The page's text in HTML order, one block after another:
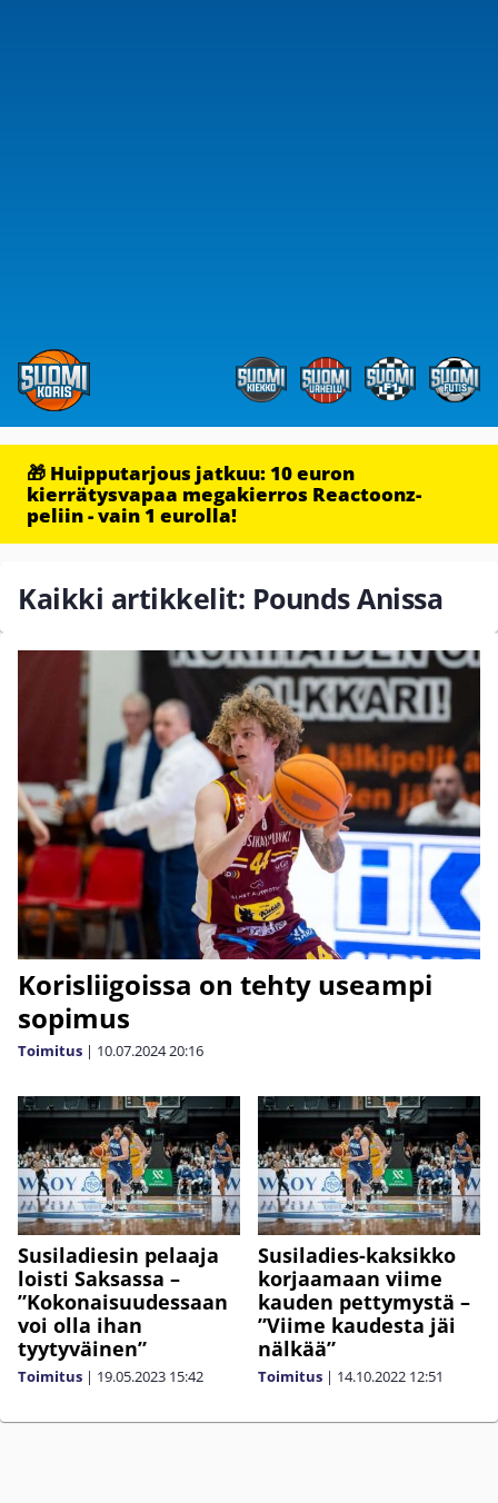
🎁 Huipputarjous jatkuu: 10 euron
kierrätysvapaa megakierros Reactoonz-
peliin - vain 1 eurolla!
Kaikki artikkelit: Pounds Anissa
Korisliigoissa on tehty useampi
sopimus
Toimitus | 10.07.202420:16
Susiladiesin pelaaja
loisti Saksassa –
”Kokonaisuudessaan
voi olla ihan
tyytyväinen”
Toimitus | 19.05.2023 15:42
Susiladies-kaksikko
korjaamaan viime
kauden pettymystä –
”Viime kaudesta jäi
nälkää”
Toimitus | 14.10.2022 12:51